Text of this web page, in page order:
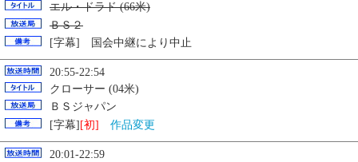
エル・ドラド (66米)
ＢＳ２
[字幕] 国会中継により中止
20:55-22:54
クローサー (04米)
ＢＳジャパン
[字幕][初] 作品変更
20:01-22:59